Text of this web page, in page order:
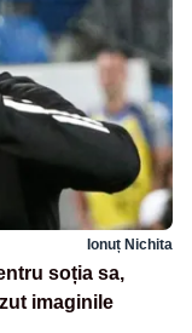
Ionuț Nichita
soția sa,
imaginile